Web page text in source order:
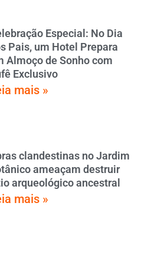
Especial: No Dia
Pais, um Hotel Prepara
Almoço de Sonho com
Exclusivo
mais »
clandestinas no Jardim
ameaçam destruir
arqueológico ancestral
mais »